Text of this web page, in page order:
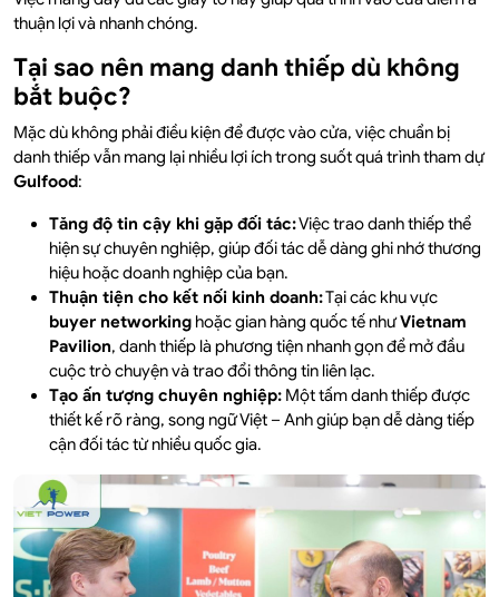
thuận lợi và nhanh chóng.
Tại sao nên mang danh thiếp dù không
bắt buộc?
Mặc dù không phải điều kiện để được vào cửa, việc chuẩn bị
danh thiếp vẫn mang lại nhiều lợi ích trong suốt quá trình tham dự
Gulfood:
Tăng độ tin cậy khi gặp đối tác:Việc trao danh thiếp thể
hiện sự chuyên nghiệp, giúp đối tác dễ dàng ghi nhớ thương
hiệu hoặc doanh nghiệp của bạn.
Thuận tiện cho kết nối kinh doanh:Tại các khu vực
buyer networking hoặc gian hàng quốc tế nhưVietnam
Pavilion, danh thiếp là phương tiện nhanh gọn để mở đầu
cuộc trò chuyện và trao đổi thông tin liên lạc.
Tạo ấn tượng chuyên nghiệp: Một tấm danh thiếp được
thiết kế rõ ràng, song ngữ Việt – Anh giúp bạn dễ dàng tiếp
cận đối tác từ nhiều quốc gia.